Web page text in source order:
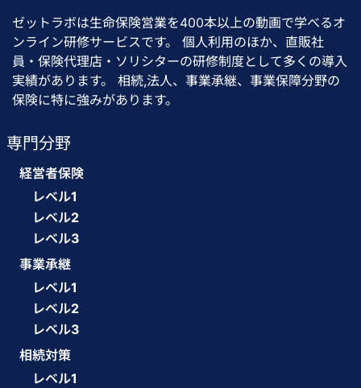
ゼットラボは生命保険営業を400本以上の動画で学べるオ
ンライン研修サービスです。 個人利用のほか、直販社
員・保険代理店・ソリシターの研修制度として多くの導入
実績があります。 相続,法人、事業承継、事業保障分野の
保険に特に強みがあります。
専門分野
経営者保険
レベル1
レベル2
レベル3
事業承継
レベル1
レベル2
レベル3
相続対策
レベル1